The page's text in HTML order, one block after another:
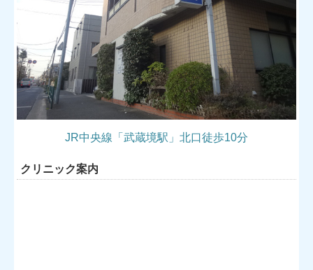
JR中央線「武蔵境駅」北口徒歩10分
クリニック案内